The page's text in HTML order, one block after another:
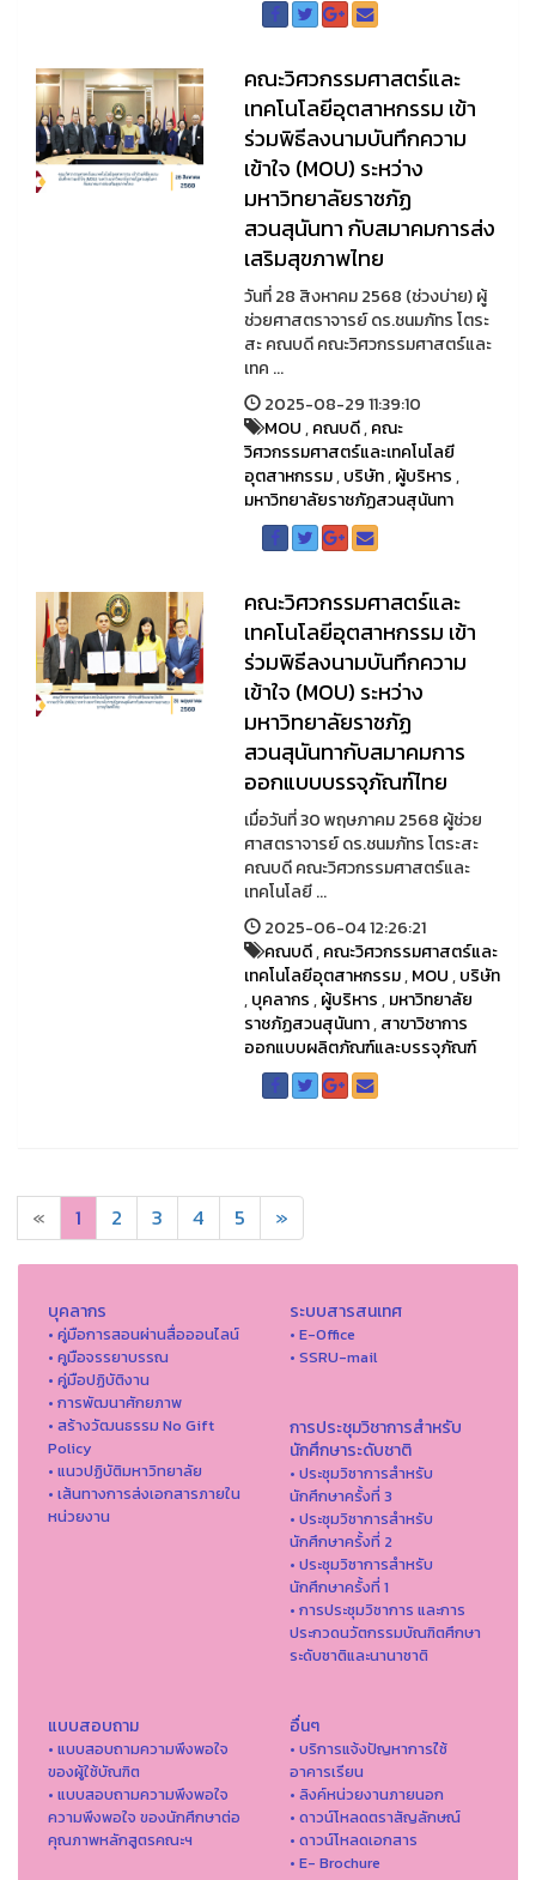
คณะวิศวกรรมศาสตร์และ
เทคโนโลยีอุตสาหกรรม เข้า
ร่วมพิธีลงนามบันทึกความ
เข้าใจ (MOU) ระหว่าง
มหาวิทยาลัยราชภัฏ
สวนสุนันทา กับสมาคมการส่ง
เสริมสุขภาพไทย
วันที่ 28 สิงหาคม 2568 (ช่วงบ่าย) ผู้
ช่วยศาสตราจารย์ ดร.ชนมภัทร โตระ
สะ คณบดี คณะวิศวกรรมศาสตร์และ
เทค ...
2025-08-29 11:39:10
MOU,คณบดี,คณะ
วิศวกรรมศาสตร์และเทคโนโลยี
อุตสาหกรรม,บริษัท,ผู้บริหาร,
มหาวิทยาลัยราชภัฏสวนสุนันทา
คณะวิศวกรรมศาสตร์และ
เทคโนโลยีอุตสาหกรรม เข้า
ร่วมพิธีลงนามบันทึกความ
เข้าใจ (MOU) ระหว่าง
มหาวิทยาลัยราชภัฏ
สวนสุนันทากับสมาคมการ
ออกแบบบรรจุภัณฑ์ไทย
เมื่อวันที่ 30 พฤษภาคม 2568 ผู้ช่วย
ศาสตราจารย์ ดร.ชนมภัทร โตระสะ
คณบดี คณะวิศวกรรมศาสตร์และ
เทคโนโลยี ...
2025-06-04 12:26:21
คณบดี,คณะวิศวกรรมศาสตร์และ
เทคโนโลยีอุตสาหกรรม,MOU,บริษัท
,บุคลากร,ผู้บริหาร,มหาวิทยาลัย
ราชภัฏสวนสุนันทา,สาขาวิชาการ
ออกแบบผลิตภัณฑ์และบรรจุภัณฑ์
« 1 2 3 4 5 »
บุคลากร
• คู่มือการสอนผ่านสื่อออนไลน์
• คูมือจรรยาบรรณ
• คู่มือปฏิบัติงาน
• การพัฒนาศักยภาพ
• สร้างวัฒนธรรม No Gift
Policy
• แนวปฏิบัติมหาวิทยาลัย
• เส้นทางการส่งเอกสารภายใน
หน่วยงาน
ระบบสารสนเทศ
• E-Office
• SSRU-mail
การประชุมวิชาการสำหรับ
นักศึกษาระดับชาติ
• ประชุมวิชาการสำหรับ
นักศึกษาครั้งที่ 3
• ประชุมวิชาการสำหรับ
นักศึกษาครั้งที่ 2
• ประชุมวิชาการสำหรับ
นักศึกษาครั้งที่ 1
• การประชุมวิชาการ และการ
ประกวดนวัตกรรมบัณฑิตศึกษา
ระดับชาติและนานาชาติ
แบบสอบถาม
• แบบสอบถามความพึงพอใจ
ของผู้ใช้บัณฑิต
• แบบสอบถามความพึงพอใจ
ความพึงพอใจ ของนักศึกษาต่อ
คุณภาพหลักสูตรคณะฯ
อื่นๆ
• บริการแจ้งปัญหาการใ่ช้
อาคารเรียน
• ลิงค์หน่วยงานภายนอก
• ดาวน์โหลดตราสัญลักษณ์
• ดาวน์โหลดเอกสาร
• E- Brochure